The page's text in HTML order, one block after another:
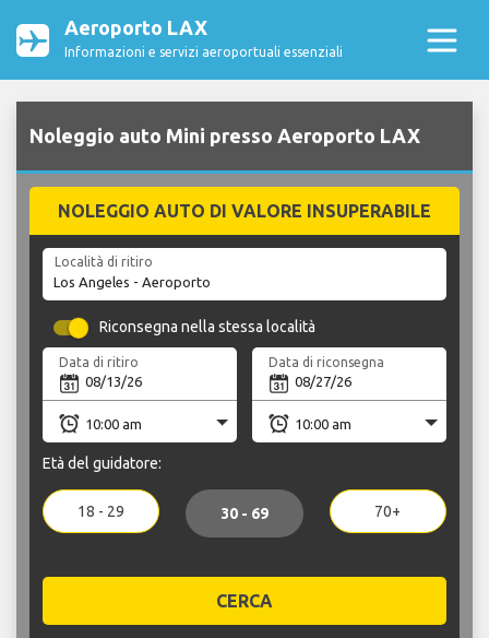
Aeroporto LAX
Informazioni e servizi aeroportuali essenziali
Noleggio auto Mini presso Aeroporto LAX
NOLEGGIO AUTO DI VALORE INSUPERABILE
Località di ritiro
Riconsegna nella stessa località
Data di ritiro Data di riconsegna
Età del guidatore:
18 - 29 30 - 69 70+
CERCA